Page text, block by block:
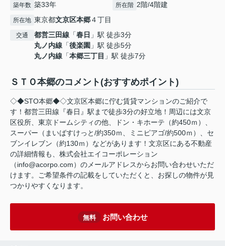
築年数 築33年 所在階 2階/4階建
所在地 東京都文京区本郷４丁目
交通 都営三田線 「春日 」駅 徒歩3分
丸ノ内線 「後楽園 」駅 徒歩5分
丸ノ内線 「本郷三丁目 」駅 徒歩7分
ＳＴＯ本郷のコメント(おすすめポイント)
◇◆STO本郷◆◇文京区本郷に佇む賃貸マンションのご紹介で
す！都営三田線『春日』駅まで徒歩3分の好立地！周辺には文京
区役所、東京ドームシティの他、ドン・キホーテ（約450ｍ）、
スーパー（まいばすけっと/約350ｍ、ミニピアゴ/約500ｍ）、セ
ブンイレブン（約130ｍ）などがあります！文京区にある不動産
の詳細情報も、株式会社エイコーポレーション
（info@acorpo.com）のメールアドレスからお問い合わせいただ
けます。ご希望条件の記載をしていただくと、お探しの物件が見
つかりやすくなります。
無料 お問い合わせ